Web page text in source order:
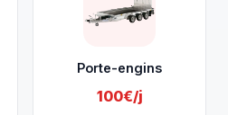
Porte-engins
100€/j